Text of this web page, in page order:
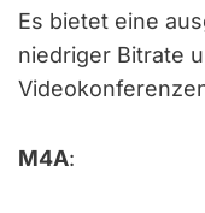
Es bietet eine
niedriger Bitrate
M4A: